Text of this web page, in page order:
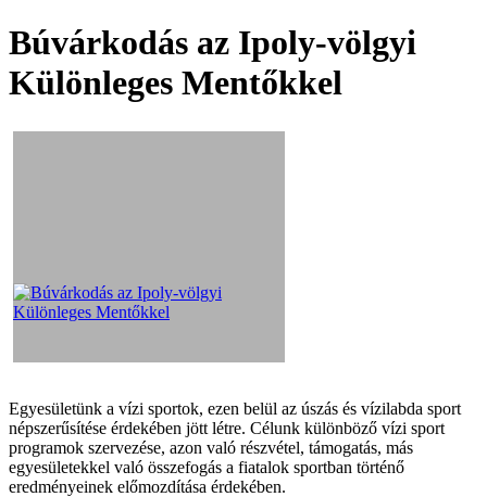
Búvárkodás az Ipoly-völgyi
Különleges Mentőkkel
Egyesületünk a vízi sportok, ezen belül az úszás és vízilabda sport
népszerűsítése érdekében jött létre. Célunk különböző vízi sport
programok szervezése, azon való részvétel, támogatás, más
egyesületekkel való összefogás a fiatalok sportban történő
eredményeinek előmozdítása érdekében.